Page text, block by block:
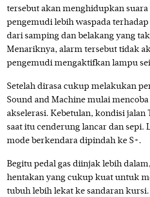
tersebut akan menghidupkan suara
pengemudi lebih waspada
dari samping dan belakang yang
Menariknya, alarm tersebut tidak
pengemudi mengaktifkan lampu
Setelah dirasa cukup melakukan
Sound and Machine mulai
akselerasi. Kebetulan, kondisi jalan
saat itu cenderung lancar dan sepi.
mode berkendara dipindah ke S+.
Begitu pedal gas diinjak lebih
hentakan yang cukup kuat untuk
tubuh lebih lekat ke sandaran